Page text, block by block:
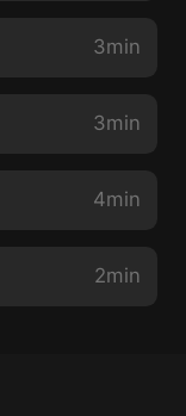
3min
3min
4min
2min